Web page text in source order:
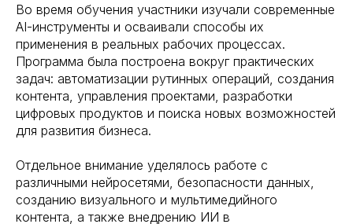
Во время обучения участники изучали современные
AI-инструменты и осваивали способы их
применения в реальных рабочих процессах.
Программа была построена вокруг практических
задач: автоматизации рутинных операций, создания
контента, управления проектами, разработки
цифровых продуктов и поиска новых возможностей
для развития бизнеса.
Отдельное внимание уделялось работе с
различными нейросетями, безопасности данных,
созданию визуального и мультимедийного
контента, а также внедрению ИИ в